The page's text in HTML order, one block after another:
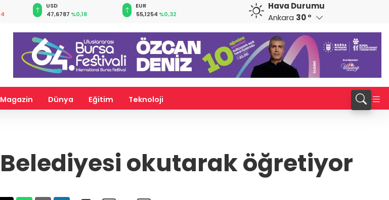
USD
47,6787 %0,18
EUR
55,1254 %0,32
64,3468%0,38
CHF
59,0083
Hava Durumu
Ankara 30 °
Magazin Dünya Eğitim Teknoloji
okutarak öğretiyor